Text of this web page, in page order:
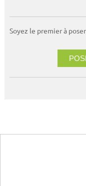
Soyez le premier à